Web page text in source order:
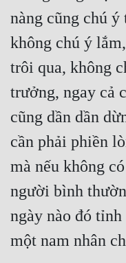
Mỹ Thực
Ngôn Tình
Ngược
Nữ Cường
Nữ Phụ
Phong Thủy - Tâm Linh
Quan Trường
nàng cũng chú
không chú ý
trôi qua, không
trưởng, ngay cả
cũng dần dần
cần phải phiền
mà nếu không
người bình
ngày nào đó
một nam nhân